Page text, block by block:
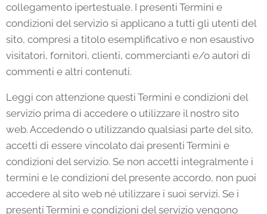
collegamento ipertestuale. I presenti Termini e
condizioni del servizio si applicano a tutti gli utenti del
sito, compresi a titolo esemplificativo e non esaustivo
visitatori, fornitori, clienti, commercianti e/o autori di
commenti e altri contenuti.
Leggi con attenzione questi Termini e condizioni del
servizio prima di accedere o utilizzare il nostro sito
web. Accedendo o utilizzando qualsiasi parte del sito,
accetti di essere vincolato dai presenti Termini e
condizioni del servizio. Se non accetti integralmente i
termini e le condizioni del presente accordo, non puoi
accedere al sito web né utilizzare i suoi servizi. Se i
presenti Termini e condizioni del servizio vengono